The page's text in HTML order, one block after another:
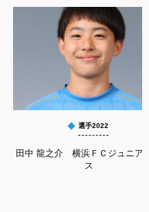
選手2022
田中 龍之介 横浜ＦＣジュニア
ス